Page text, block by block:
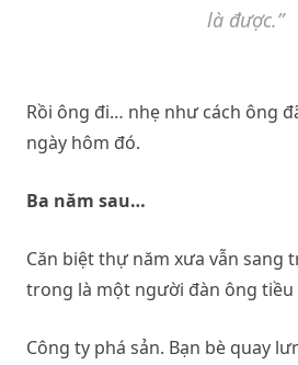
là được.”
Rồi ông đi… nhẹ như cách ông
ngày hôm đó.
Ba năm sau…
Căn biệt thự năm xưa vẫn sang
trong là một người đàn ông tiều
Công ty phá sản. Bạn bè quay